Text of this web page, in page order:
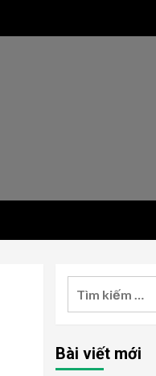
Bài viết mới